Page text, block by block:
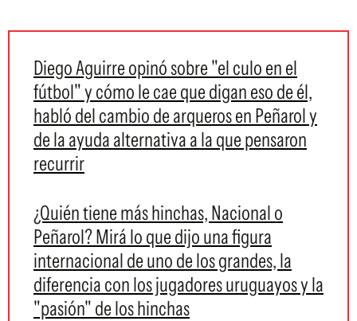
Diego Aguirre opinó sobre "el culo en el
fútbol" y cómo le cae que digan eso de él,
habló del cambio de arqueros en Peñarol y
de la ayuda alternativa a la que pensaron
recurrir
¿Quién tiene más hinchas, Nacional o
Peñarol? Mirá lo que dijo una figura
internacional de uno de los grandes, la
diferencia con los jugadores uruguayos y la
"pasión" de los hinchas